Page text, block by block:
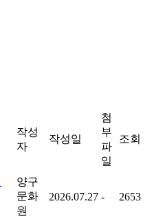
작성
자
작성일
첨
부
파
일
조회
양구
문화
원
2026.07.27 - 2653